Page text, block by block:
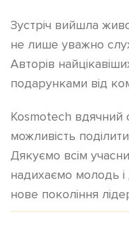
Зустріч вийшла
не лише уважно
Авторів
подарунками від
Kosmotech вдячний
можливість
Дякуємо всім
надихаємо молодь
нове покоління